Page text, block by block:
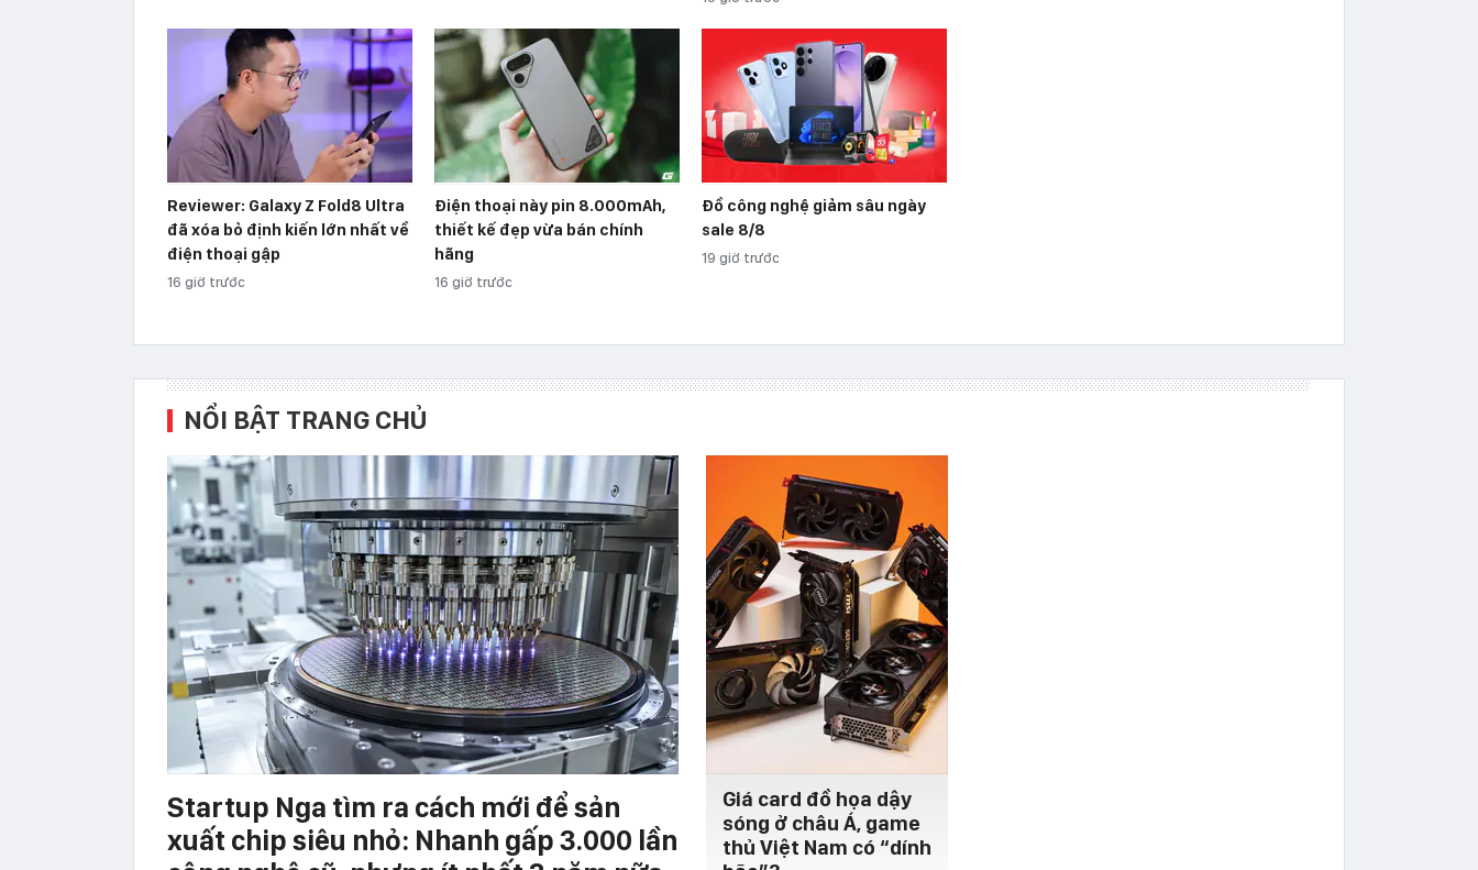
Reviewer: Galaxy Z Fold8 Ultra
đã xóa bỏ định kiến lớn nhất về
điện thoại gập
16 giờ trước
Điện thoại này pin 8.000mAh,
thiết kế đẹp vừa bán chính
hãng
16 giờ trước
Đồ công nghệ giảm sâu ngày
sale 8/8
19 giờ trước
NỔI BẬT TRANG CHỦ
Startup Nga tìm ra cách mới để sản
xuất chip siêu nhỏ: Nhanh gấp 3.000 lần
Giá card đồ họa dậy
sóng ở châu Á, game
thủ Việt Nam có “dính